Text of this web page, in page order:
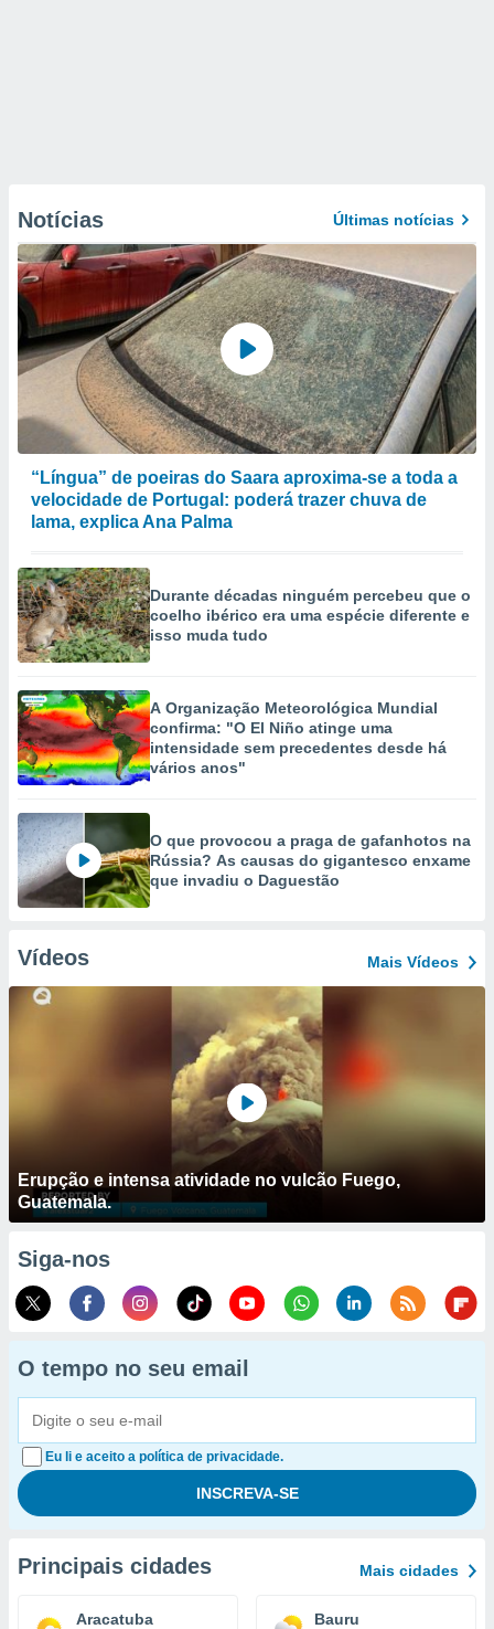
Notícias Últimas notícias
“Língua” de poeiras do Saara aproxima-se a toda a
velocidade de Portugal: poderá trazer chuva de
lama, explica Ana Palma
Durante décadas ninguém percebeu que o
coelho ibérico era uma espécie diferente e
isso muda tudo
A Organização Meteorológica Mundial
confirma: "O El Niño atinge uma
intensidade sem precedentes desde há
vários anos"
O que provocou a praga de gafanhotos na
Rússia? As causas do gigantesco enxame
que invadiu o Daguestão
Vídeos Mais Vídeos
Erupção e intensa atividade no vulcão Fuego,
Guatemala.
Siga-nos
O tempo no seu email
Eu li e aceito a política de privacidade.
Principais cidades Mais cidades
Aracatuba Bauru